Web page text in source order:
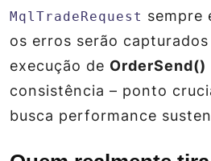
MqlTradeRequest sempre
os erros serão
execução de OrderSend()
consistência – ponto
busca performance